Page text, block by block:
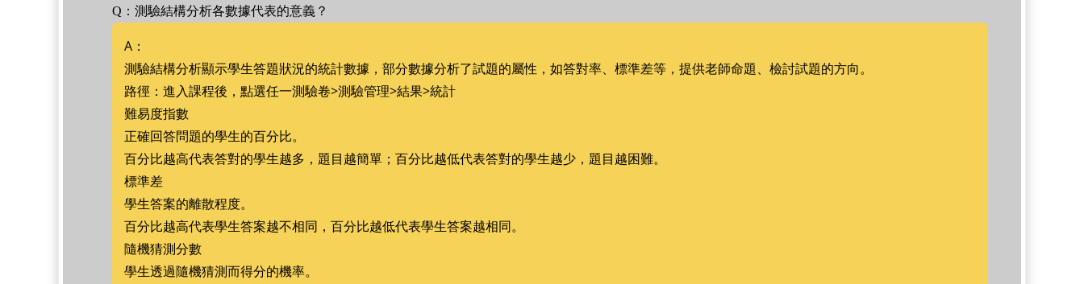
Q：測驗結構分析各數據代表的意義？
A：
測驗結構分析顯示學生答題狀況的統計數據，部分數據分析了試題的屬性，如答對率、標準差等，提供老師命題、檢討試題的方向。
路徑：進入課程後，點選任一測驗卷>測驗管理>結果>統計
難易度指數
正確回答問題的學生的百分比。
百分比越高代表答對的學生越多，題目越簡單；百分比越低代表答對的學生越少，題目越困難。
標準差
學生答案的離散程度。
百分比越高代表學生答案越不相同，百分比越低代表學生答案越相同。
隨機猜測分數
學生透過隨機猜測而得分的機率。